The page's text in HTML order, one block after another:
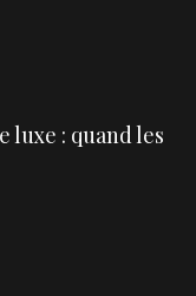
luxe : quand les